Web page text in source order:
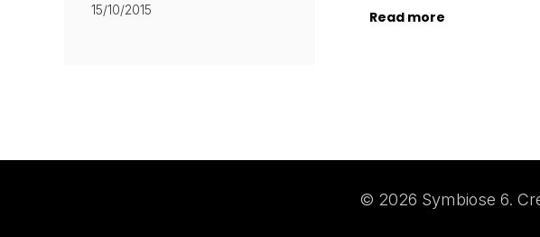
15/10/2015
Read more
© 2026 Symbiose 6.